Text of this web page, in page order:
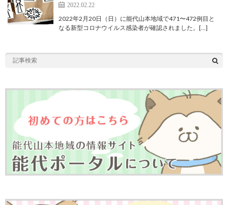
2022.02.22
2022年2月20日（日）に能代山本地域で471〜472例目と
なる新型コロナウイルス感染者が確認されました。[…]